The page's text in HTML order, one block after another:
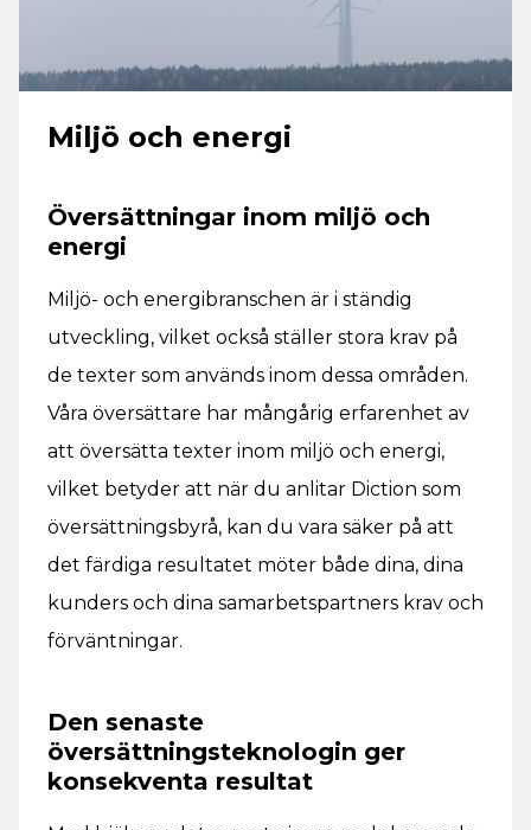
Miljö och energi
Översättningar inom miljö och
energi
Miljö- och energibranschen är i ständig
utveckling, vilket också ställer stora krav på
de texter som används inom dessa områden.
Våra översättare har mångårig erfarenhet av
att översätta texter inom miljö och energi,
vilket betyder att när du anlitar Diction som
översättningsbyrå, kan du vara säker på att
det färdiga resultatet möter både dina, dina
kunders och dina samarbetspartners krav och
förväntningar.
Den senaste
översättningsteknologin ger
konsekventa resultat